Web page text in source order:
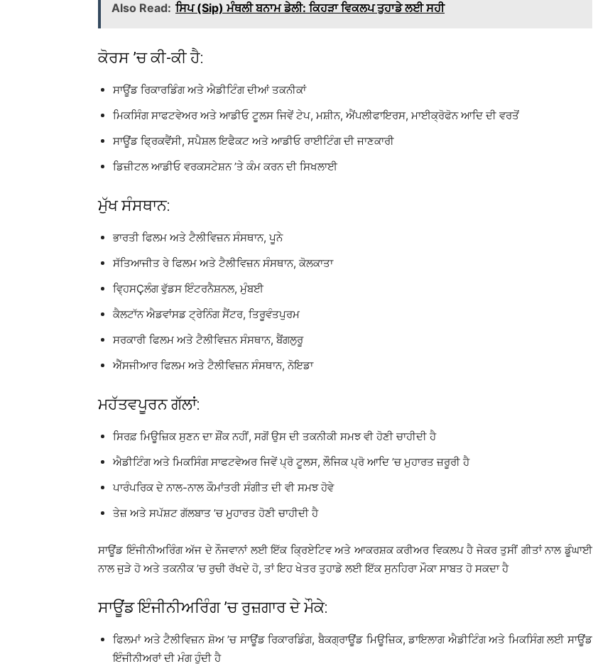
Also Read: ਸਿਪ (Sip) ਮੰਥਲੀ ਬਨਾਮ ਡੇਲੀ: ਕਿਹੜਾ ਵਿਕਲਪ ਤੁਹਾਡੇ ਲਈ ਸਹੀ
ਕੋਰਸ ’ਚ ਕੀ-ਕੀ ਹੈ:
ਸਾਊਂਡ ਰਿਕਾਰਡਿੰਗ ਅਤੇ ਐਡੀਟਿੰਗ ਦੀਆਂ ਤਕਨੀਕਾਂ
ਮਿਕਸਿੰਗ ਸਾਫਟਵੇਅਰ ਅਤੇ ਆਡੀਓ ਟੂਲਸ ਜਿਵੇਂ ਟੇਪ, ਮਸ਼ੀਨ, ਐਂਪਲੀਫਾਇਰਸ, ਮਾਈਕ੍ਰੋਫੋਨ ਆਦਿ ਦੀ ਵਰਤੋਂ
ਸਾਊਂਡ ਫ੍ਰਿਕਵੈਂਸੀ, ਸਪੈਸ਼ਲ ਇਫੈਕਟ ਅਤੇ ਆਡੀਓ ਰਾਈਟਿੰਗ ਦੀ ਜਾਣਕਾਰੀ
ਡਿਜ਼ੀਟਲ ਆਡੀਓ ਵਰਕਸਟੇਸ਼ਨ ’ਤੇ ਕੰਮ ਕਰਨ ਦੀ ਸਿਖਲਾਈ
ਮੁੱਖ ਸੰਸਥਾਨ:
ਭਾਰਤੀ ਫਿਲਮ ਅਤੇ ਟੈਲੀਵਿਜ਼ਨ ਸੰਸਥਾਨ, ਪੂਨੇ
ਸੱਤਿਆਜੀਤ ਰੇ ਫਿਲਮ ਅਤੇ ਟੈਲੀਵਿਜ਼ਨ ਸੰਸਥਾਨ, ਕੋਲਕਾਤਾ
ਵਿ੍ਹਸÇਲੰਗ ਵੁੱਡਸ ਇੰਟਰਨੈਸ਼ਨਲ, ਮੁੰਬਈ
ਕੈਲਟਾੱਨ ਐਡਵਾਂਸਡ ਟ੍ਰੇਨਿੰਗ ਸੈਂਟਰ, ਤਿਰੂਵੰਤਪੁਰਮ
ਸਰਕਾਰੀ ਫਿਲਮ ਅਤੇ ਟੈਲੀਵਿਜ਼ਨ ਸੰਸਥਾਨ, ਬੈਂਗਲੁਰੂ
ਐੱਸਜੀਆਰ ਫਿਲਮ ਅਤੇ ਟੈਲੀਵਿਜ਼ਨ ਸੰਸਥਾਨ, ਨੋਇਡਾ
ਮਹੱਤਵਪੂਰਨ ਗੱਲਾਂ:
ਸਿਰਫ਼ ਮਿਊਜ਼ਿਕ ਸੁਣਨ ਦਾ ਸ਼ੌਂਕ ਨਹੀਂ, ਸਗੋਂ ਉਸ ਦੀ ਤਕਨੀਕੀ ਸਮਝ ਵੀ ਹੋਣੀ ਚਾਹੀਦੀ ਹੈ
ਐਡੀਟਿੰਗ ਅਤੇ ਮਿਕਸਿੰਗ ਸਾਫਟਵੇਅਰ ਜਿਵੇਂ ਪ੍ਰੋ ਟੂਲਸ, ਲੌਜਿਕ ਪ੍ਰੋ ਆਦਿ ’ਚ ਮੁਹਾਰਤ ਜ਼ਰੂਰੀ ਹੈ
ਪਾਰੰਪਰਿਕ ਦੇ ਨਾਲ-ਨਾਲ ਕੌਮਾਂਤਰੀ ਸੰਗੀਤ ਦੀ ਵੀ ਸਮਝ ਹੋਵੇ
ਤੇਜ਼ ਅਤੇ ਸਪੱਸ਼ਟ ਗੱਲਬਾਤ ’ਚ ਮੁੁਹਾਰਤ ਹੋਣੀ ਚਾਹੀਦੀ ਹੈ
ਸਾਊਂਡ ਇੰਜੀਨੀਅਰਿੰਗ ਅੱਜ ਦੇ ਨੌਜਵਾਨਾਂ ਲਈ ਇੱਕ ਕ੍ਰਿਏਟਿਵ ਅਤੇ ਆਕਰਸ਼ਕ ਕਰੀਅਰ ਵਿਕਲਪ ਹੈ ਜੇਕਰ ਤੁਸੀਂ ਗੀਤਾਂ ਨਾਲ ਡੂੰਘਾਈ
ਨਾਲ ਜੁੜੇ ਹੋ ਅਤੇ ਤਕਨੀਕ ’ਚ ਰੁਚੀ ਰੱਖਦੇ ਹੋ, ਤਾਂ ਇਹ ਖੇਤਰ ਤੁਹਾਡੇ ਲਈ ਇੱਕ ਸੁਨਹਿਰਾ ਮੌਕਾ ਸਾਬਤ ਹੋ ਸਕਦਾ ਹੈ
ਸਾਊਂਡ ਇੰਜੀਨੀਅਰਿੰਗ ’ਚ ਰੁਜ਼ਗਾਰ ਦੇ ਮੌਕੇ:
ਫਿਲਮਾਂ ਅਤੇ ਟੈਲੀਵਿਜ਼ਨ ਸ਼ੋਅ ’ਚ ਸਾਊਂਡ ਰਿਕਾਰਡਿੰਗ, ਬੈਕਗ੍ਰਾਊਂਡ ਮਿਊਜ਼ਿਕ, ਡਾਇਲਾਗ ਐਡੀਟਿੰਗ ਅਤੇ ਮਿਕਸਿੰਗ ਲਈ ਸਾਊਂਡ
ਇੰਜੀਨੀਅਰਾਂ ਦੀ ਮੰਗ ਹੁੰਦੀ ਹੈ